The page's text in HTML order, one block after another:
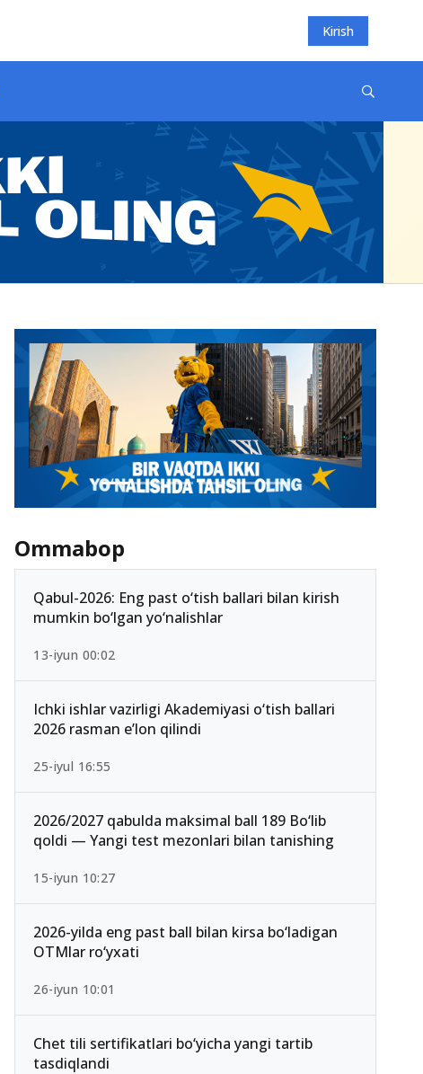
Kirish
Ommabop
Qabul-2026: Eng past o‘tish ballari bilan kirish
mumkin bo‘lgan yo‘nalishlar
13-iyun 00:02
Ichki ishlar vazirligi Akademiyasi o‘tish ballari
2026 rasman e’lon qilindi
25-iyul 16:55
2026/2027 qabulda maksimal ball 189 Bo‘lib
qoldi — Yangi test mezonlari bilan tanishing
15-iyun 10:27
2026-yilda eng past ball bilan kirsa bo‘ladigan
OTMlar ro‘yxati
26-iyun 10:01
Chet tili sertifikatlari bo‘yicha yangi tartib
tasdiqlandi